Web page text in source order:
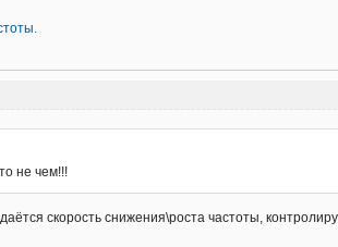
не чем!!!
скорость снижения\роста частоты,